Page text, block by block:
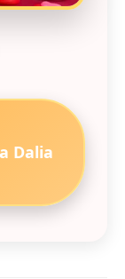
Dalia